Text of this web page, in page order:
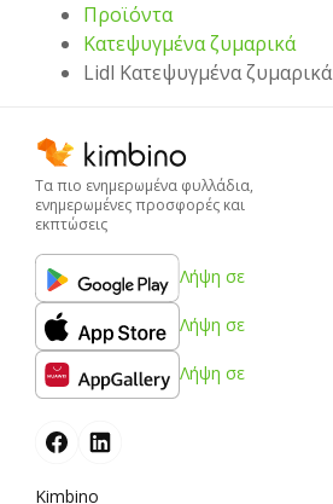
Προϊόντα
Κατεψυγμένα ζυμαρικά
Lidl Κατεψυγμένα ζυμαρικά
Τα πιο ενημερωμένα φυλλάδια,
ενημερωμένες προσφορές και
εκπτώσεις
Λήψη σε
Λήψη σε
Λήψη σε
Kimbino